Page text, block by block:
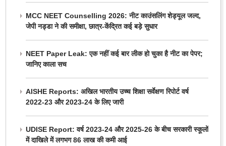
MCC NEET Counselling 2026: नीट काउंसलिंग शेड्यूल जल्द,
जेपी नड्डा ने की समीक्षा, छात्र-केंद्रित कई बड़े सुधार
NEET Paper Leak: एक नहीं कई बार लीक हो चुका है नीट का पेपर;
जानिए काला सच
AISHE Reports: अखिल भारतीय उच्च शिक्षा सर्वेक्षण रिपोर्ट वर्ष
2022-23 और 2023-24 के लिए जारी
UDISE Report: वर्ष 2023-24 और 2025-26 के बीच सरकारी स्कूलों
में दाखिले में लगभग 86 लाख की कमी आई